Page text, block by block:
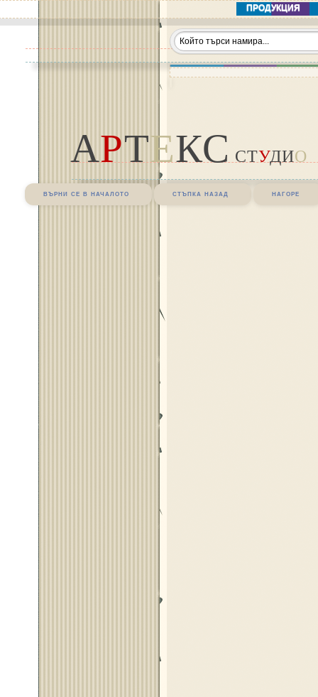
ПРОДУКЦИЯ
АРТЕКС СТУДИО
върни се в началото стъпка назад нагоре